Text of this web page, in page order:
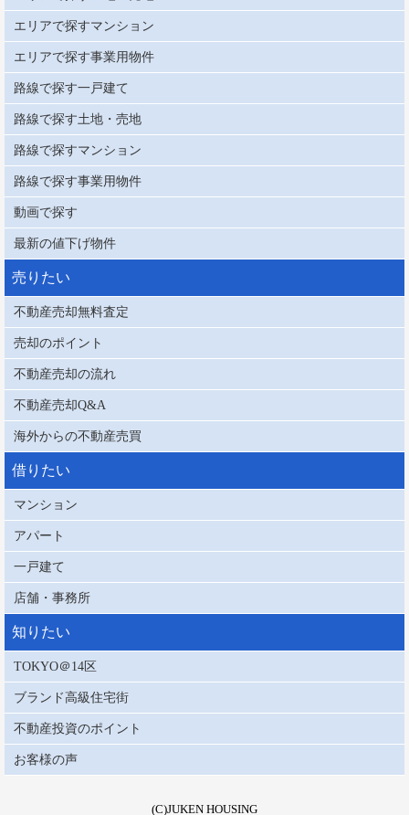
エリアで探すマンション
エリアで探す事業用物件
路線で探す一戸建て
路線で探す土地・売地
路線で探すマンション
路線で探す事業用物件
動画で探す
最新の値下げ物件
売りたい
不動産売却無料査定
売却のポイント
不動産売却の流れ
不動産売却Q&A
海外からの不動産売買
借りたい
マンション
アパート
一戸建て
店舗・事務所
知りたい
TOKYO＠14区
ブランド高級住宅街
不動産投資のポイント
お客様の声
(C)JUKEN HOUSING